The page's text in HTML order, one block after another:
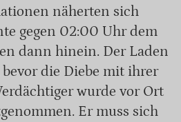
näherten sich
gegen 02:00 Uhr dem
dann hinein. Der Laden
die Diebe mit ihrer
wurde vor Ort
Er muss sich